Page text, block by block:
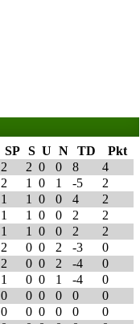
SP S U N TD
Pkt
2 2 0 0 8
4
2 1 0 1 -5
2
1 1 0 0 4
2
1 1 0 0 2
2
1 1 0 0 2
2
2 0 0 2 -3
0
2 0 0 2 -4
0
1 0 0 1 -4
0
0 0 0 0 0
0
0 0 0 0 0
0